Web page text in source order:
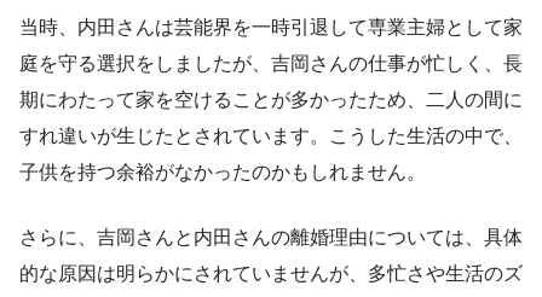
当時、内田さんは芸能界を一時引退して専業主婦として家
庭を守る選択をしましたが、吉岡さんの仕事が忙しく、長
期にわたって家を空けることが多かったため、二人の間に
すれ違いが生じたとされています。こうした生活の中で、
子供を持つ余裕がなかったのかもしれません。
さらに、吉岡さんと内田さんの離婚理由については、具体
的な原因は明らかにされていませんが、多忙さや生活のズ